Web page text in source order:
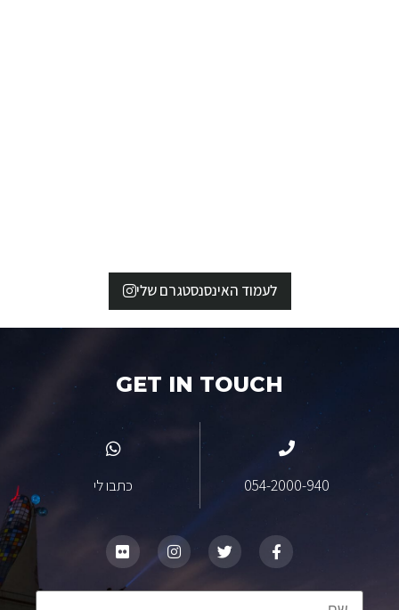
לעמוד האינסנסטגרם שלי
GET IN TOUCH
054-2000-940 כתבו לי